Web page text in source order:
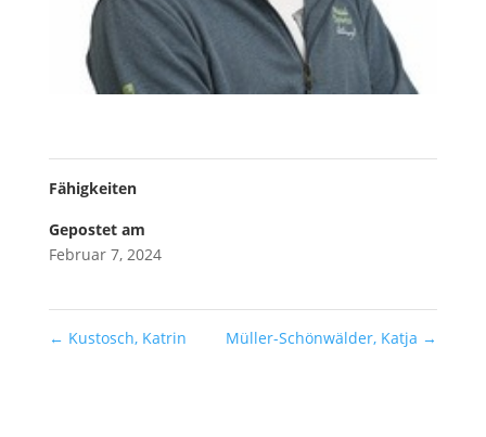
Fähigkeiten
Gepostet am
Februar 7, 2024
← Kustosch, Katrin Müller-Schönwälder, Katja →